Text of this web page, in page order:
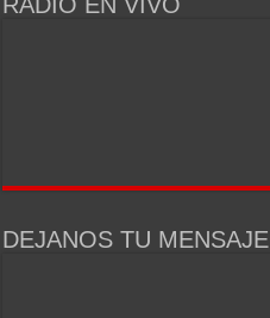
DEJANOS TU MENSAJE